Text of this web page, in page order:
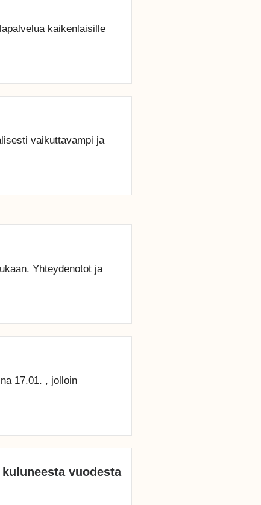
kaikenlaisille
vaikuttavampi ja
Yhteydenotot ja
17.01. , jolloin
vuodesta